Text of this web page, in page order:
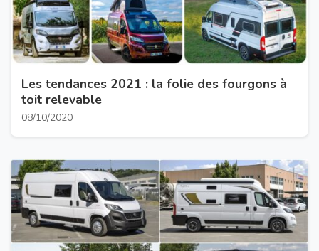
Les tendances 2021 : la folie des fourgons à
toit relevable
08/10/2020